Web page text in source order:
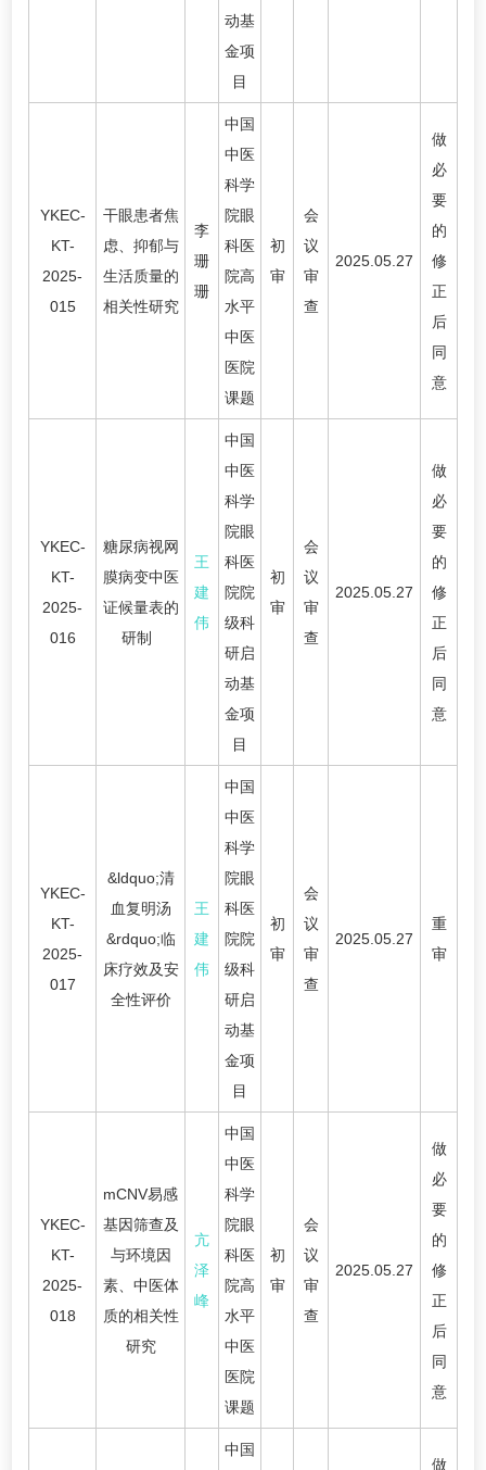
动基
金项
目
YKEC-
KT-
2025-
015
干眼患者焦
虑、抑郁与
生活质量的
相关性研究
李
珊
珊
中国
中医
科学
院眼
科医
院高
水平
中医
医院
课题
初
审
会
议
审
查
2025.05.27
做
必
要
的
修
正
后
同
意
YKEC-
KT-
2025-
016
糖尿病视网
膜病变中医
证候量表的
研制
王
建
伟
中国
中医
科学
院眼
科医
院院
级科
研启
动基
金项
目
初
审
会
议
审
查
2025.05.27
做
必
要
的
修
正
后
同
意
YKEC-
KT-
2025-
017
&ldquo;清
血复明汤
&rdquo;临
床疗效及安
全性评价
王
建
伟
中国
中医
科学
院眼
科医
院院
级科
研启
动基
金项
目
初
审
会
议
审
查
2025.05.27
重
审
YKEC-
KT-
2025-
018
mCNV易感
基因筛查及
与环境因
素、中医体
质的相关性
研究
亢
泽
峰
中国
中医
科学
院眼
科医
院高
水平
中医
医院
课题
初
审
会
议
审
查
2025.05.27
做
必
要
的
修
正
后
同
意
中国
做